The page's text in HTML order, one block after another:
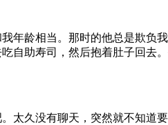
我年龄相当。那时的他总是欺负
自助寿司，然后抱着肚子回去
太久没有聊天，突然就不知道